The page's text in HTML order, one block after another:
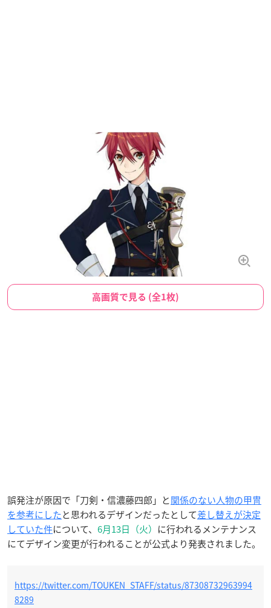
高画質で見る (全1枚)
誤発注が原因で「刀剣・信濃藤四郎」と関係のない人物の甲冑
を参考にしたと思われるデザインだったとして差し替えが決定
していた件について、 6月13日（火） に行われるメンテナンス
にてデザイン変更が行われることが公式より発表されました。
https://twitter.com/TOUKEN_STAFF/status/87308732963994
8289